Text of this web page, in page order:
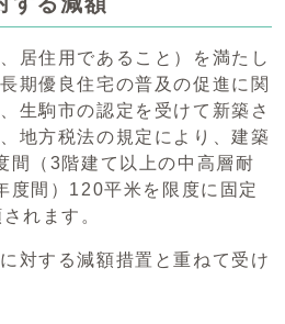
居住用であること）を満たし
期優良住宅の普及の促進に関
生駒市の認定を受けて新築さ
地方税法の規定により、建築
間（3階建て以上の中高層耐
度間）120平米を限度に固定
れます。
対する減額措置と重ねて受け